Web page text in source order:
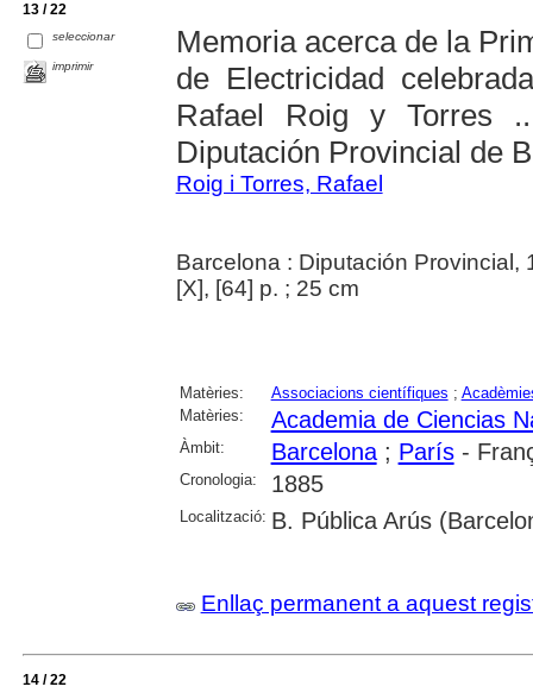
13 / 22
seleccionar
imprimir
Memoria acerca de la
de Electricidad
Rafael Roig y Torres
Diputación Provincial de
Roig i Torres, Rafael
Barcelona : Diputación Provincial,
[X], [64] p. ; 25 cm
Matèries: Associacions científiques ;
Matèries:
Academia de Ciencias
Àmbit: Barcelona; París-
Cronologia: 1885
Localització: B. Pública Arús
Enllaç permanent a aquest
14 / 22